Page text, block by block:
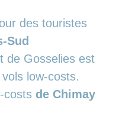
des touristes
Sud
de Gosselies est
low-costs.
costs de Chimay